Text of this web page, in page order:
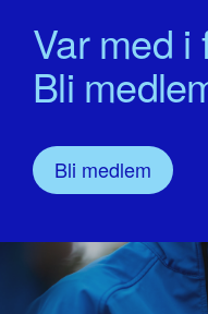
Var med i
Bli
Bli medlem